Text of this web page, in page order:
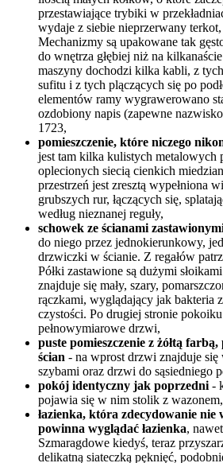
przestawiające trybiki w
wydaje z siebie nieprzerwany
Mechanizmy są upakowane tak
do wnętrza głębiej niż na
maszyny dochodzi kilka kabli, z
sufitu i z tych plączących się po
elementów ramy wygrawerowano
ozdobiony napis (zapewne
1723,
pomieszczenie, które niczego
jest tam kilka kulistych metalowych
oplecionych siecią cienkich
przestrzeń jest zresztą wypełniona
grubszych rur, łączących się,
według nieznanej reguły,
schowek ze ścianami
do niego przez jednokierunkowy,
drzwiczki w ścianie. Z regałów
Półki zastawione są dużymi
znajduje się mały, szary,
rączkami, wyglądający jak bakteria
czystości. Po drugiej stronie
pełnowymiarowe drzwi,
puste pomieszczenie z żółtą farbą,
ścian - na wprost drzwi znajduje
szybami oraz drzwi do sąsiedniego
pokój identyczny jak poprzedni -
pojawia się w nim stolik z wazonem,
łazienka, która zdecydowanie
powinna wyglądać łazienka,
Szmaragdowe kiedyś, teraz
delikatną siateczką pęknięć,